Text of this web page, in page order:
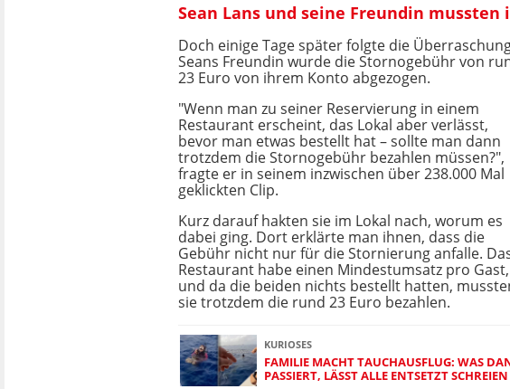
Sean Lans und seine Freundin
Doch einige Tage später folgte die
Seans Freundin wurde die Stornogebühr von
23 Euro von ihrem Konto abgezogen.
"Wenn man zu seiner Reservierung in einem
Restaurant erscheint, das Lokal aber verlässt,
bevor man etwas bestellt hat – sollte man dann
trotzdem die Stornogebühr bezahlen müssen?",
fragte er in seinem inzwischen über 238.000 Mal
geklickten Clip.
Kurz darauf hakten sie im Lokal nach, worum es
dabei ging. Dort erklärte man ihnen, dass die
Gebühr nicht nur für die Stornierung anfalle.
Restaurant habe einen Mindestumsatz pro Gast,
und da die beiden nichts bestellt hatten,
sie trotzdem die rund 23 Euro bezahlen.
KURIOSES
FAMILIE MACHT TAUCHAUSFLUG: WAS
PASSIERT, LÄSST ALLE ENTSETZT SCHREIEN